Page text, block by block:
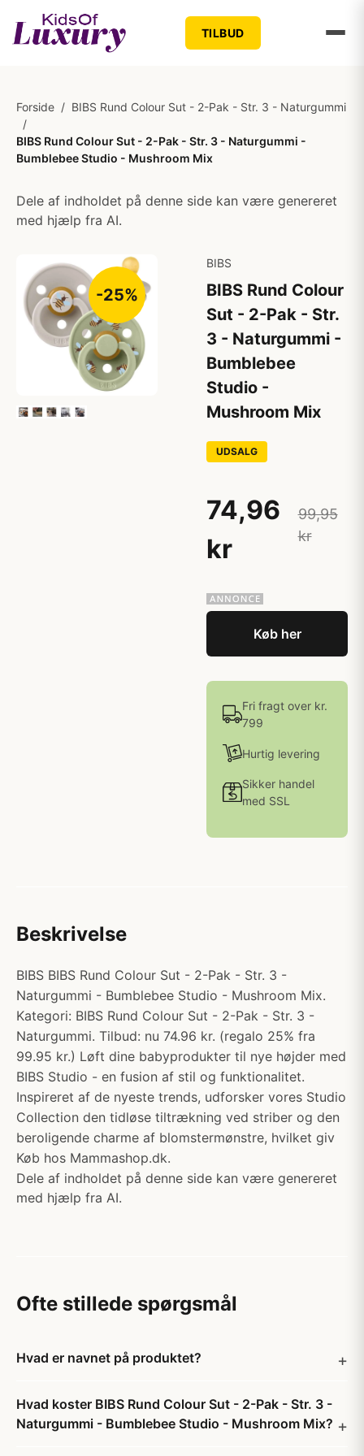
TILBUD
Forside / BIBS Rund Colour Sut - 2-Pak - Str. 3 - Naturgummi
/
BIBS Rund Colour Sut - 2-Pak - Str. 3 - Naturgummi -
Bumblebee Studio - Mushroom Mix
Dele af indholdet på denne side kan være genereret
med hjælp fra AI.
-25%
BIBS
BIBS Rund Colour
Sut - 2-Pak - Str.
3 - Naturgummi -
Bumblebee
Studio -
Mushroom Mix
UDSALG
74,96
kr
99,95
kr
Køb her
Fri fragt over kr.
799
Hurtig levering
Sikker handel
med SSL
Beskrivelse
BIBS BIBS Rund Colour Sut - 2-Pak - Str. 3 -
Naturgummi - Bumblebee Studio - Mushroom Mix.
Kategori: BIBS Rund Colour Sut - 2-Pak - Str. 3 -
Naturgummi. Tilbud: nu 74.96 kr. (regalo 25% fra
99.95 kr.) Løft dine babyprodukter til nye højder med
BIBS Studio - en fusion af stil og funktionalitet.
Inspireret af de nyeste trends, udforsker vores Studio
Collection den tidløse tiltrækning ved striber og den
beroligende charme af blomstermønstre, hvilket giv
Køb hos Mammashop.dk.
Dele af indholdet på denne side kan være genereret
med hjælp fra AI.
Ofte stillede spørgsmål
Hvad er navnet på produktet?
Hvad koster BIBS Rund Colour Sut - 2-Pak - Str. 3 -
Naturgummi - Bumblebee Studio - Mushroom Mix?